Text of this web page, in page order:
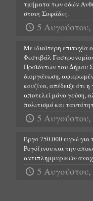
τμήματα των οδών
στους Σοφάδες.
5 Αυγούστου,
Με ιδιαίτερη
Φεστιβάλ
Προϊόντων του Δήμου
διοργάνωση,
κουζίνα, απέδειξε ότι
αποτελεί μόνο γεύση,
πολιτισμό και
5 Αυγούστου,
Έργο 750.000 ευρώ για
Ρογόζινου και την
αντιπλημμυρικών
5 Αυγούστου,